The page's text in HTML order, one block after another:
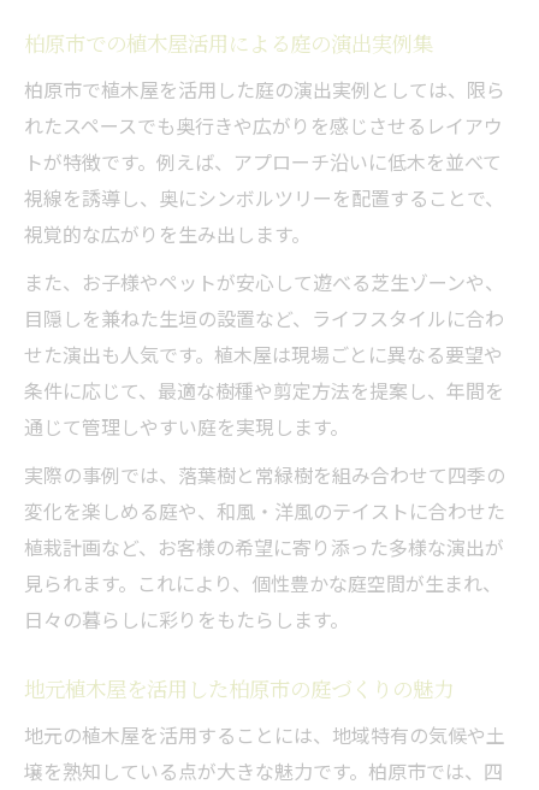
柏原市での植木屋活用による庭の演出実例集
柏原市で植木屋を活用した庭の演出実例としては、限ら
れたスペースでも奥行きや広がりを感じさせるレイアウ
トが特徴です。例えば、アプローチ沿いに低木を並べて
視線を誘導し、奥にシンボルツリーを配置することで、
視覚的な広がりを生み出します。
また、お子様やペットが安心して遊べる芝生ゾーンや、
目隠しを兼ねた生垣の設置など、ライフスタイルに合わ
せた演出も人気です。植木屋は現場ごとに異なる要望や
条件に応じて、最適な樹種や剪定方法を提案し、年間を
通じて管理しやすい庭を実現します。
実際の事例では、落葉樹と常緑樹を組み合わせて四季の
変化を楽しめる庭や、和風・洋風のテイストに合わせた
植栽計画など、お客様の希望に寄り添った多様な演出が
見られます。これにより、個性豊かな庭空間が生まれ、
日々の暮らしに彩りをもたらします。
地元植木屋を活用した柏原市の庭づくりの魅力
地元の植木屋を活用することには、地域特有の気候や土
壌を熟知している点が大きな魅力です。柏原市では、四